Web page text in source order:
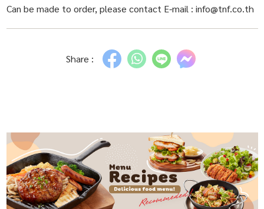
Can be made to order, please contact E-mail : info@tnf.co.th
Share :